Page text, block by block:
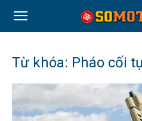
Từ khóa: Pháo cối